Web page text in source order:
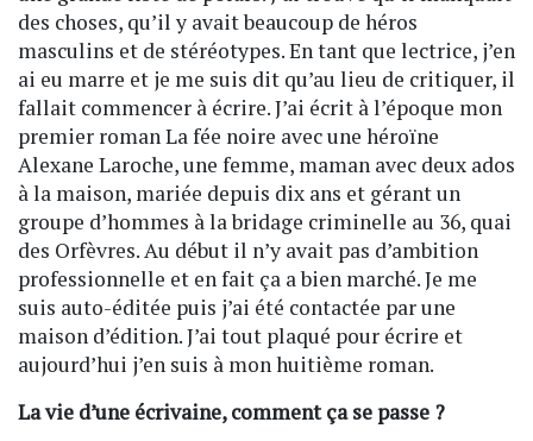
des choses, qu’il y avait beaucoup de héros
masculins et de stéréotypes. En tant que lectrice, j’en
ai eu marre et je me suis dit qu’au lieu de critiquer, il
fallait commencer à écrire. J’ai écrit à l’époque mon
premier roman La fée noire avec une héroïne
Alexane Laroche, une femme, maman avec deux ados
à la maison, mariée depuis dix ans et gérant un
groupe d’hommes à la bridage criminelle au 36, quai
des Orfèvres. Au début il n’y avait pas d’ambition
professionnelle et en fait ça a bien marché. Je me
suis auto-éditée puis j’ai été contactée par une
maison d’édition. J’ai tout plaqué pour écrire et
aujourd’hui j’en suis à mon huitième roman.
La vie d’une écrivaine, comment ça se passe ?